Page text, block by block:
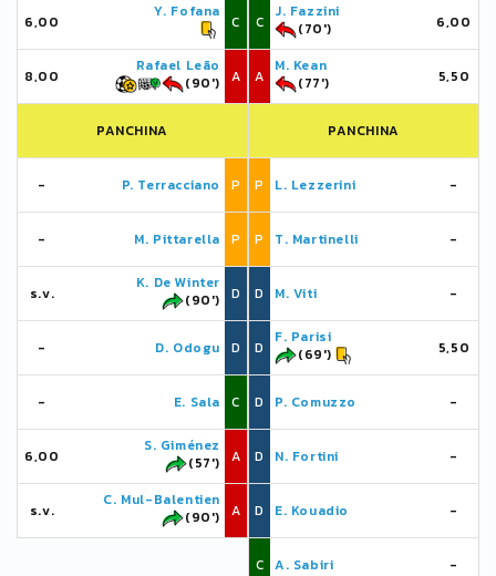
6,00
Y. Fofana
C
8,00
Rafael Leão
(90')
A
PANCHINA
- P. Terracciano P
- M. Pittarella P
s.v.
K. De Winter
(90')
D
- D. Odogu D
- E. Sala C
6,00
S. Giménez
(57')
A
s.v.
C. Mul-Balentien
(90')
A
C
J. Fazzini
(70')
6,00
A
M. Kean
(77')
5,50
PANCHINA
P L. Lezzerini -
P T. Martinelli -
D M. Viti -
D
F. Parisi
(69')
5,50
D P. Comuzzo -
D N. Fortini -
D E. Kouadio -
C A. Sabiri -